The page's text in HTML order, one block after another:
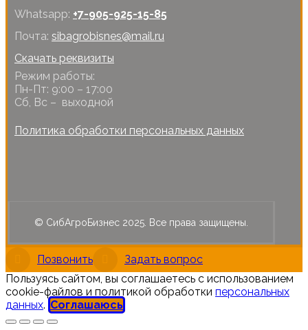
Whatsapp: +7-905-925-15-85
Почта: sibagrobisnes@mail.ru
Скачать реквизиты
Режим работы:
Пн-Пт: 9:00 – 17:00
Сб, Вс – выходной
Политика обработки персональных данных
© СибАгроБизнес 2025. Все права защищены.
Позвонить
Задать вопрос
Пользуясь сайтом, вы соглашаетесь с использованием
cookie-файлов и политикой обработки персональных
данных. Соглашаюсь